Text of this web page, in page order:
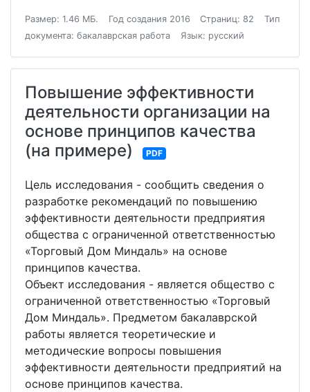
Размер: 1.46 МБ. Год создания 2016 Страниц: 82
Тип
документа: бакалаврская работа
Язык: русский
Повышение эффективности
деятельности организации на
основе принципов качества
(на примере)
PDF
Цель исследования - сообщить сведения о
разработке рекомендаций по повышению
эффективности деятельности предприятия
общества с ограниченной ответственностью
«Торговый Дом Миндаль» на основе
принципов качества.
Объект исследования - является общество с
ограниченной ответственностью «Торговый
Дом Миндаль». Предметом бакалаврской
работы является теоретические и
методические вопросы повышения
эффективности деятельности предприятий на
основе принципов качества.